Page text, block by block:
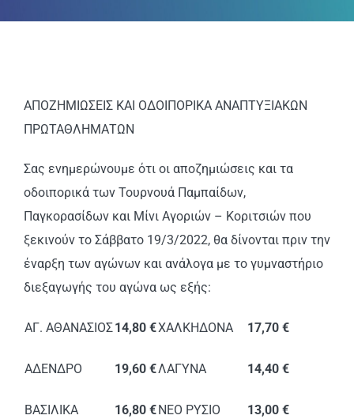
ΑΠΟΖΗΜΙΩΣΕΙΣ ΚΑΙ ΟΔΟΙΠΟΡΙΚΑ ΑΝΑΠΤΥΞΙΑΚΩΝ
ΠΡΩΤΑΘΛΗΜΑΤΩΝ
Σας ενημερώνουμε ότι οι αποζημιώσεις και τα
οδοιπορικά των Τουρνουά Παμπαίδων,
Παγκορασίδων και Μίνι Αγοριών – Κοριτσιών που
ξεκινούν το Σάββατο 19/3/2022, θα δίνονται πριν την
έναρξη των αγώνων και ανάλογα με το γυμναστήριο
διεξαγωγής του αγώνα ως εξής:
ΑΓ. ΑΘΑΝΑΣΙΟΣ14,80 €ΧΑΛΚΗΔΟΝΑ 17,70 €
ΑΔΕΝΔΡΟ 19,60 €ΛΑΓΥΝΑ 14,40 €
ΒΑΣΙΛΙΚΑ 16,80 €ΝΕΟ ΡΥΣΙΟ 13,00 €